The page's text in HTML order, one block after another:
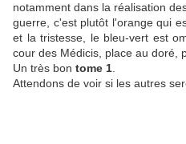
notamment dans la réalisation
guerre, c'est plutôt l'orange qui
et la tristesse, le bleu-vert est
cour des Médicis, place au doré,
Un très bon tome 1
Attendons de voir si les autres